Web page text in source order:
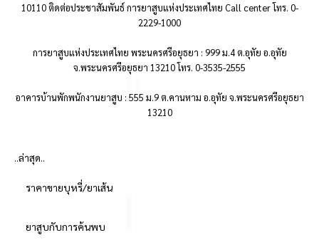
10110 ติดต่อประชาสัมพันธ์ การยาสูบแห่งประเทศไทย Call center โทร. 0-
2229-1000
การยาสูบแห่งประเทศไทย พระนครศรีอยุธยา : 999 ม.4 ต.อุทัย อ.อุทัย
จ.พระนครศรีอยุธยา 13210 โทร. 0-3535-2555
อาคารบ้านพักพนักงานยาสูบ : 555 ม.9 ต.คานหาม อ.อุทัย จ.พระนครศรีอยุธยา
13210
..ล่าสุด..
ราคาขายบุหรี่/ยาเส้น
ยาสูบกับการค้นพบ